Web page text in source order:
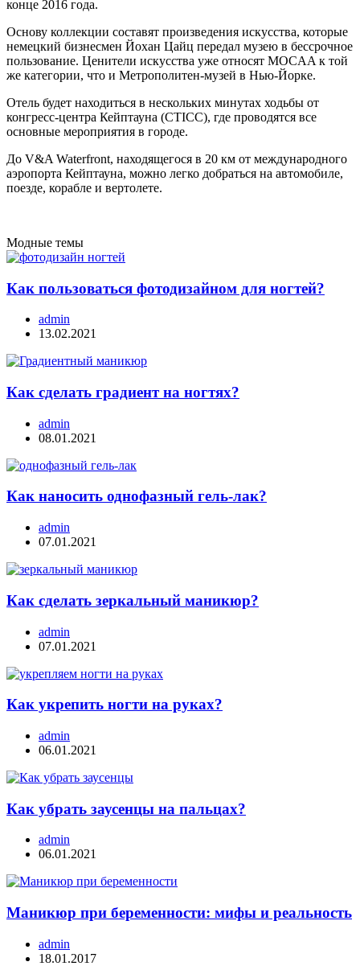
конце 2016 года.
Основу коллекции составят произведения искусства, которые
немецкий бизнесмен Йохан Цайц передал музею в бессрочное
пользование. Ценители искусства уже относят MOCAA к той
же категории, что и Метрополитен-музей в Нью-Йорке.
Отель будет находиться в нескольких минутах ходьбы от
конгресс-центра Кейптауна (CTICC), где проводятся все
основные мероприятия в городе.
До V&A Waterfront, находящегося в 20 км от международного
аэропорта Кейптауна, можно легко добраться на автомобиле,
поезде, корабле и вертолете.
Модные темы
Как пользоваться фотодизайном для ногтей?
admin
13.02.2021
Как сделать градиент на ногтях?
admin
08.01.2021
Как наносить однофазный гель-лак?
admin
07.01.2021
Как сделать зеркальный маникюр?
admin
07.01.2021
Как укрепить ногти на руках?
admin
06.01.2021
Как убрать заусенцы на пальцах?
admin
06.01.2021
Маникюр при беременности: мифы и реальность
admin
18.01.2017